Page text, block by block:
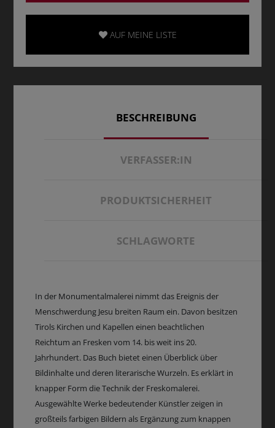
AUF MEINE LISTE
BESCHREIBUNG
VERFASSER:IN
PRODUKTSICHERHEIT
SCHLAGWORTE
In der Monumentalmalerei nimmt das Ereignis der
Menschwerdung Jesu breiten Raum ein. Davon besitzen
Tirols Kirchen und Kapellen einen beachtlichen
Reichtum an Fresken vom 14. bis weit ins 20.
Jahrhundert. Das Buch bietet einen Überblick über
Bildinhalte und deren literarische Wurzeln. Es erklärt in
knapper Form die Technik der Freskomalerei.
Ausgewählte Werke bedeutender Künstler zeigen in
großteils farbigen Bildern als Ergänzung zum knappen